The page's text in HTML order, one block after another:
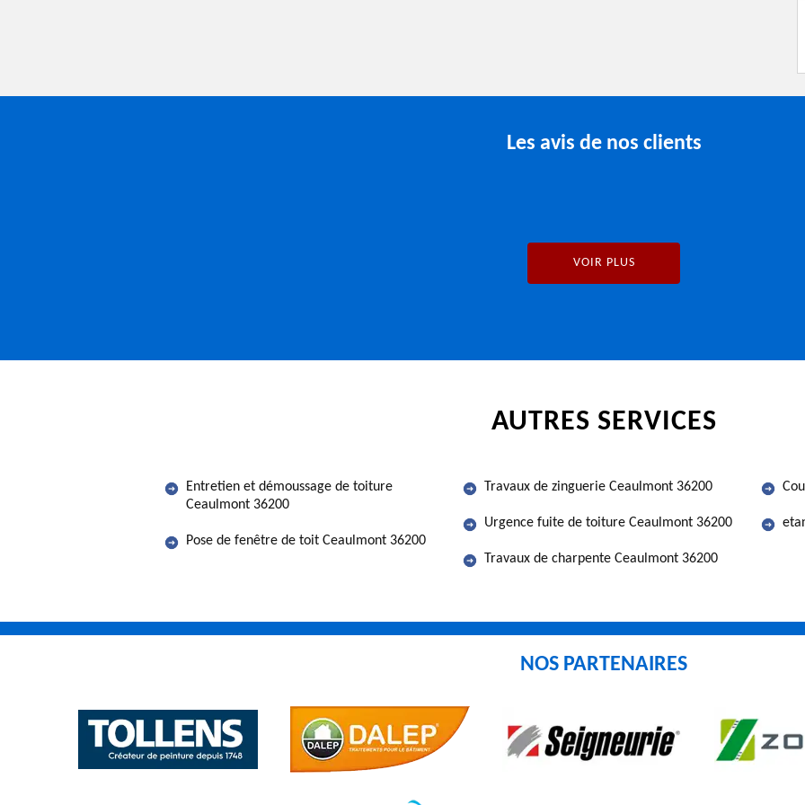
Les avis de nos clients
VOIR PLUS
AUTRES SERVICES
Entretien et démoussage de toiture
Ceaulmont 36200
Pose de fenêtre de toit Ceaulmont 36200
Travaux de zinguerie Ceaulmont 36200
Urgence fuite de toiture Ceaulmont 36200
Travaux de charpente Ceaulmont 36200
NOS PARTENAIRES